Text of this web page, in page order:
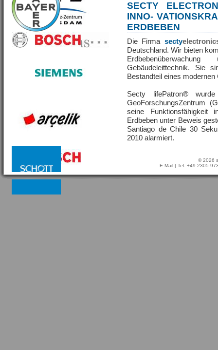
SECTY
INNO-
ERDBEBEN
Die Firma secty
Deutschland. Wir bieten
Gebäudeleittechnik. Sie
Bestandteil eines
Secty lifePatron®
GeoForschungsZentrum
seine Funktionsfähigkeit
Erdbeben unter Beweis
Santiago de Chile 30
2010 alarmiert.
© 2026
E-Mail | Tel: +49-2305-